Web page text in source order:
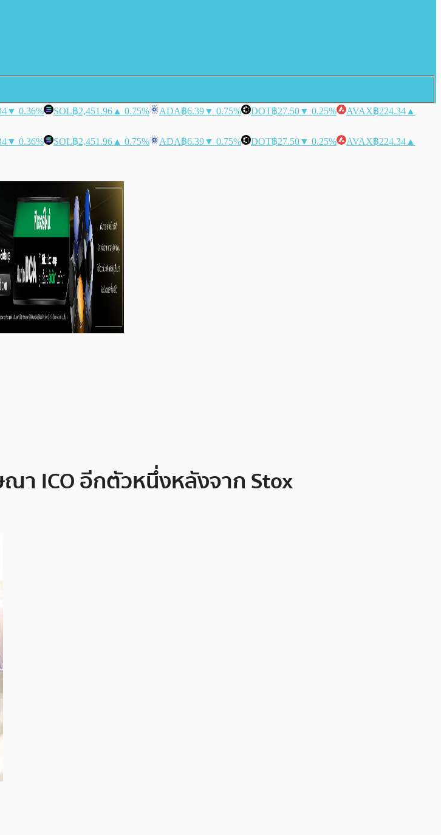
▼ 0.36% SOL฿2,451.96 ▲ 0.75% ADA฿6.39▼ 0.75% DOT฿27.50▼ 0.25% AVAX฿224.34 ▲
▼ 0.36% SOL฿2,451.96 ▲ 0.75% ADA฿6.39▼ 0.75% DOT฿27.50▼ 0.25% AVAX฿224.34 ▲
า ICO อีกตัวหนึ่งหลังจาก Stox